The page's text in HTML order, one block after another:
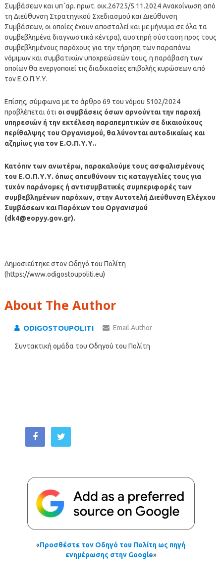
Συμβάσεων και υπ΄αρ. πρωτ. οικ.26725/5.11.2024 Ανακοίνωση από
τη Διεύθυνση Στρατηγικού Σχεδιασμού και Διεύθυνση
Συμβάσεων, οι οποίες έχουν αποσταλεί και με μήνυμα σε όλα τα
συμβεβλημένα διαγνωστικά κέντρα), αυστηρή σύσταση προς τους
συμβεβλημένους παρόχους για την τήρηση των παραπάνω
νόμιμων και συμβατικών υποχρεώσεών τους, η παράβαση των
οποίων θα ενεργοποιεί τις διαδικασίες επιβολής κυρώσεων από
τον Ε.Ο.Π.Υ.Υ.
Επίσης, σύμφωνα με το άρθρο 69 του νόμου 5102/2024
προβλέπεται ότι οι συμβάσεις όσων αρνούνται την παροχή
υπηρεσιών ή την εκτέλεση παραπεμπτικών σε δικαιούχους
περίθαλψης του Οργανισμού, θα λύνονται αυτοδικαίως και
αζημίως για τον Ε.Ο.Π.Υ.Υ..
Κατόπιν των ανωτέρω, παρακαλούμε τους ασφαλισμένους
του Ε.Ο.Π.Υ.Υ. όπως απευθύνουν τις καταγγελίες τους για
τυχόν παράνομες ή αντισυμβατικές συμπεριφορές των
συμβεβλημένων παρόχων, στην Αυτοτελή Διεύθυνση Ελέγχου
Συμβάσεων και Παρόχων του Οργανισμού
(dk4@eopyy.gov.gr).
Δημοσιεύτηκε στον Οδηγό του Πολίτη
(https://www.odigostoupoliti.eu)
About The Author
ODIGOSTOUPOLITI Email Author
Συντακτική ομάδα του Οδηγού του Πολίτη
«Προσθέστε τον Οδηγό του Πολίτη ως πηγή
ενημέρωσης στην Google»